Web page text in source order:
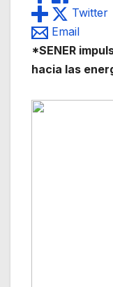
Twitter
Email
*SENER
hacia las